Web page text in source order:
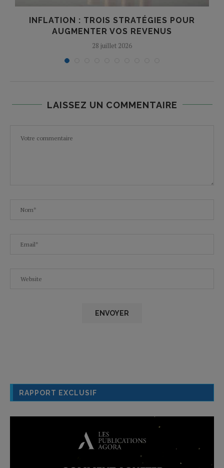
INFLATION : TROIS STRATÉGIES POUR
AUGMENTER VOS REVENUS
28 juillet 2026
LAISSEZ UN COMMENTAIRE
RAPPORT EXCLUSIF